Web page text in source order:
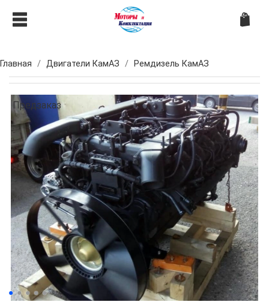
Главная Двигатели КамАЗ Ремдизель КамАЗ
Предзаказ